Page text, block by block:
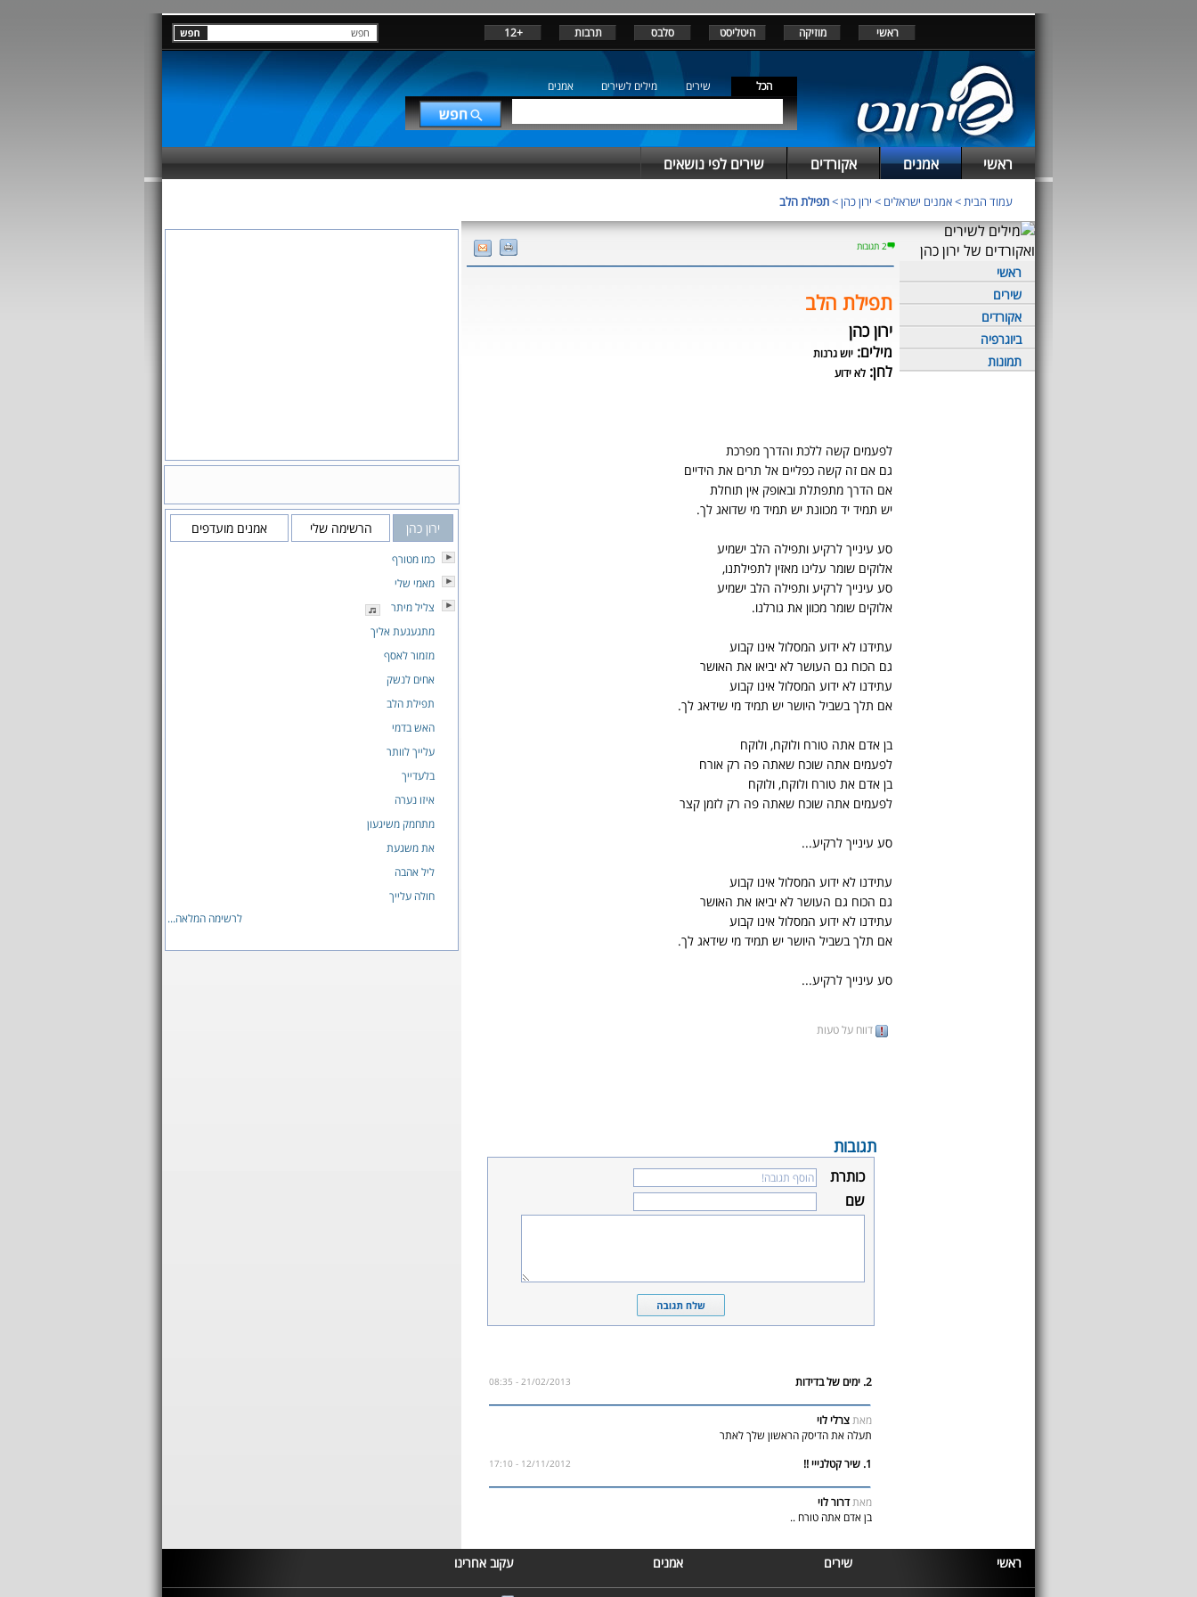
ראשי מוזיקה היטליסט סלבס תרבות +12
הכל שירים מילים לשירים אמנים
ראשי אמנים אקורדים שירים לפי נושאים
עמוד הבית>אמנים ישראלים > ירון כהן>תפילת הלב
ראשי
שירים
אקורדים
ביוגרפיה
תמונות
2 תגובות
תפילת הלב
ירון כהן
מילים: יוש גרנות
לחן: לא ידוע
לפעמים קשה ללכת והדרך מפרכת
גם אם זה קשה כפליים אל תרים את הידיים
אם הדרך מתפתלת ובאופק אין תוחלת
יש תמיד יד מכוונת יש תמיד מי שדואג לך.
סע עינייך לרקיע ותפילה הלב ישמיע
אלוקים שומר עלינו מאזין לתפילתנו,
סע עינייך לרקיע ותפילה הלב ישמיע
אלוקים שומר מכוון את גורלנו.
עתידנו לא ידוע המסלול אינו קבוע
גם הכוח גם העושר לא יביאו את האושר
עתידנו לא ידוע המסלול אינו קבוע
אם תלך בשביל היושר יש תמיד מי שידאג לך.
בן אדם אתה טורח ולוקח, ולוקח
לפעמים אתה שוכח שאתה פה רק אורח
בן אדם את טורח ולוקח, ולוקח
לפעמים אתה שוכח שאתה פה רק לזמן קצר
סע עינייך לרקיע...
עתידנו לא ידוע המסלול אינו קבוע
גם הכוח גם העושר לא יביאו את האושר
עתידנו לא ידוע המסלול אינו קבוע
אם תלך בשביל היושר יש תמיד מי שידאג לך.
סע עינייך לרקיע...
דווח על טעות
תגובות
כותרת
שם
2. ימים של בדידות 21/02/2013 - 08:35
מאתצרלי לוי
תעלה את הדיסק הראשון שלך לאתר
1. שיר קטלנייי !!
12/11/2012 - 17:10
מאתדרור לוי
בן אדם אתה טורח ..
ירון כהן הרשימה שלי אמנים מועדפים
כמו מטורף
מאמי שלי
צליל מיתר
מתגעגעת אליך
מזמור לאסף
אחים לנשק
תפילת הלב
האש בדמי
עלייך לוותר
בלעדייך
איזו נערה
מתחמק משיגעון
את משגעת
ליל אהבה
חולה עלייך
לרשימה המלאה...
ראשי שירים אמנים עקוב אחרינו